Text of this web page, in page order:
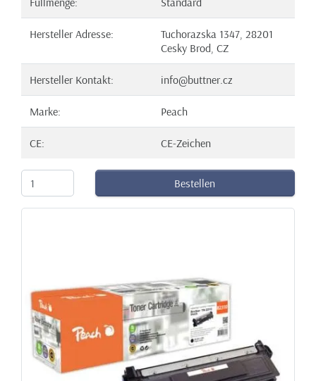
Hersteller Adresse:
Tuchorazska 1347, 28201
Cesky Brod, CZ
Hersteller Kontakt: info@buttner.cz
Marke: Peach
CE: CE-Zeichen
Bestellen